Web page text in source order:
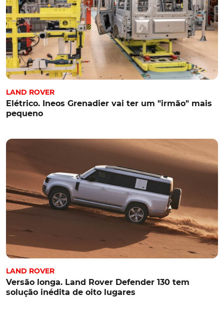
LAND ROVER
Elétrico. Ineos Grenadier vai ter um "irmão" mais
pequeno
LAND ROVER
Versão longa. Land Rover Defender 130 tem
solução inédita de oito lugares